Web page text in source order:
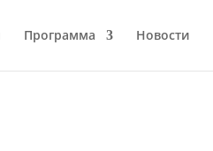
Программа Новости